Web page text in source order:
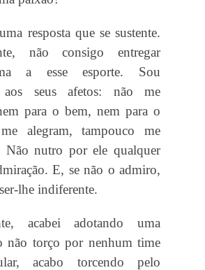
resposta que se sustente.
não consigo entregar
a esse esporte. Sou
aos seus afetos: não me
para o bem, nem para o
alegram, tampouco me
Não nutro por ele qualquer
E, se não o admiro,
lhe indiferente.
acabei adotando uma
não torço por nenhum time
acabo torcendo pelo